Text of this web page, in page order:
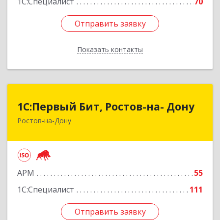
Отправить заявку
Показать контакты
Отправить заявку
Назад
1С:Первый Бит, Ростов-на- Дону
Ростов-на-Дону
АРМ
55
1С:Специалист
111
Отправить заявку
1С:Первый Бит, Ростов-на- Дону
344091, Ростовская обл, Ростов-на-Дону г,
Отправить заявку